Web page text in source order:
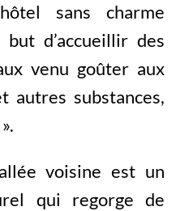
sans charme
d’accueillir des
venu goûter aux
autres substances,
voisine est un
qui regorge de